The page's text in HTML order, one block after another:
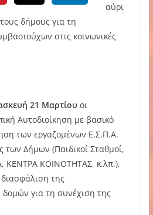
αύρι
δήμους για τη
στις κοινωνικές
21 Μαρτίου οι
Αυτοδιοίκηση με βασικό
των εργαζομένων Ε.Σ.Π.Α.
των Δήμων (Παιδικοί Σταθμοί,
ΚΕΝΤΡΑ ΚΟΙΝΟΤΗΤΑΣ, κ.λπ.),
της
για τη συνέχιση της